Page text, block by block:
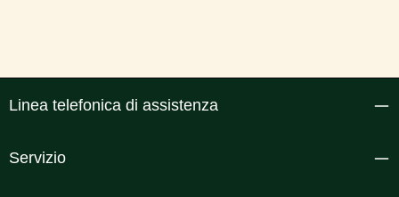
Linea telefonica di assistenza
Servizio